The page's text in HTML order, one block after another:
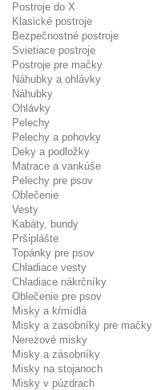
Postroje do X
Klasické postroje
Bezpečnostné postroje
Svietiace postroje
Postroje pre mačky
Náhubky a ohlávky
Náhubky
Ohlávky
Pelechy
Pelechy a pohovky
Deky a podložky
Matrace a vankúše
Pelechy pre psov
Oblečenie
Vesty
Kabáty, bundy
Pršiplášte
Topánky pre psov
Chladiace vesty
Chladiace nákrčníky
Oblečenie pre psov
Misky a kŕmídlá
Misky a zasobníky pre mačky
Nerezové misky
Misky a zásobníky
Misky na stojanoch
Misky v púzdrach